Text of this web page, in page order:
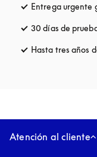
Entrega urgente
30 días de
Hasta tres años
Atención al cliente